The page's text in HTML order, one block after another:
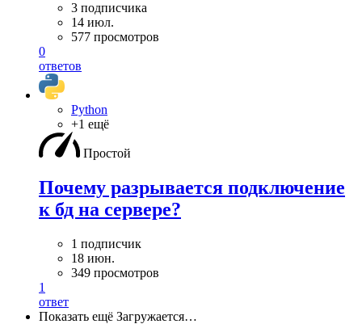
3 подписчика
14 июл.
577 просмотров
0
ответов
Python
+1 ещё
Простой
Почему разрывается подключение
к бд на сервере?
1 подписчик
18 июн.
349 просмотров
1
ответ
Показать ещё Загружается…